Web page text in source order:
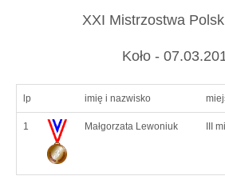
XXI Mistrzostwa
Koło -
lp imię i nazwisko
1 Małgorzata Lewoniuk III